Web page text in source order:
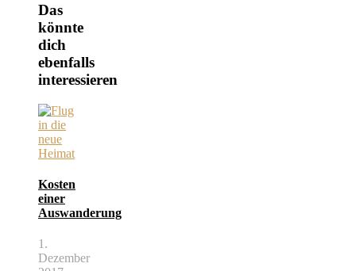
Das
könnte
dich
ebenfalls
interessieren
Kosten
einer
Auswanderung
1.
Dezember